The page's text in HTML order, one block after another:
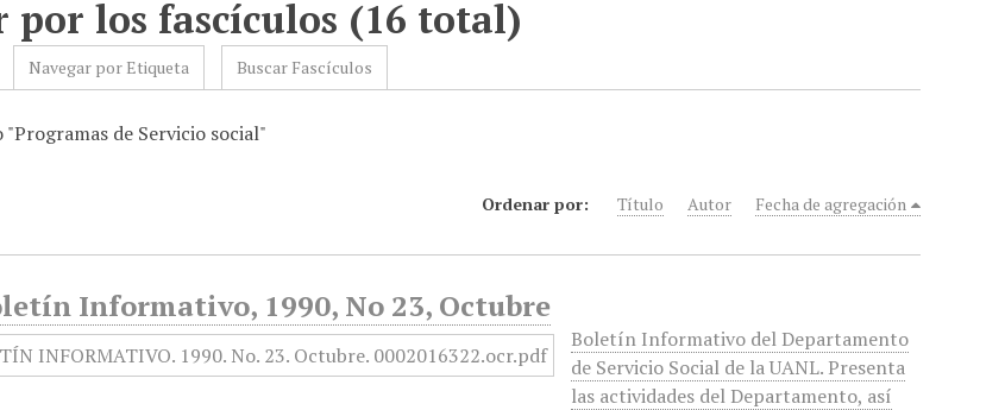
por los fascículos (16 total)
Navegar por Etiqueta Buscar Fascículos
de Servicio social"
Ordenar por: Título Autor Fecha de agregación
Informativo, 1990, No 23, Octubre
Boletín Informativo del Departamento
de Servicio Social de la UANL. Presenta
las actividades del Departamento, así